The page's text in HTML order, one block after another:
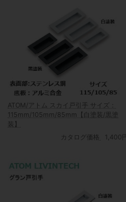
ATOM/アトム スカイ戸引手 サイズ：
115mm/105mm/85mm【白塗装/黒塗
装】
カタログ価格
1,400円